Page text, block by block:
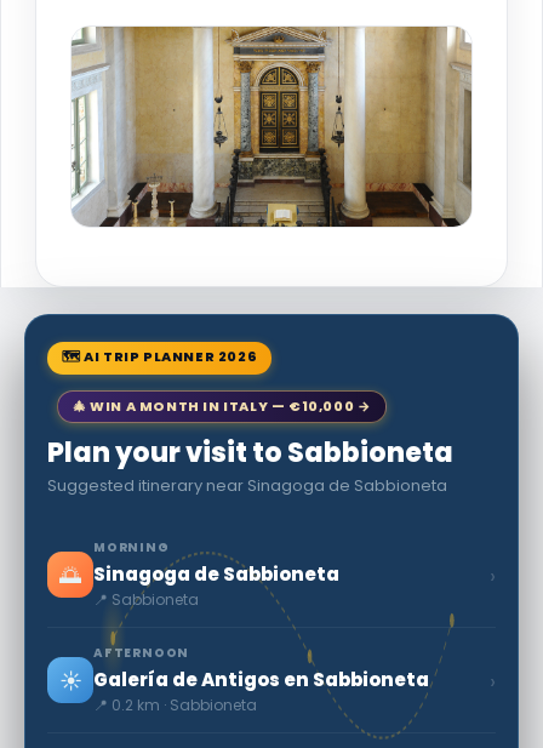
🗺 AI TRIP PLANNER 2026
🎄 WIN A MONTH IN ITALY — €10,000 →
Plan your visit to Sabbioneta
Suggested itinerary near Sinagoga de Sabbioneta
🌅
MORNING
Sinagoga de Sabbioneta
📍 Sabbioneta
›
☀️
AFTERNOON
Galería de Antigos en Sabbioneta
📍 0.2 km · Sabbioneta
›